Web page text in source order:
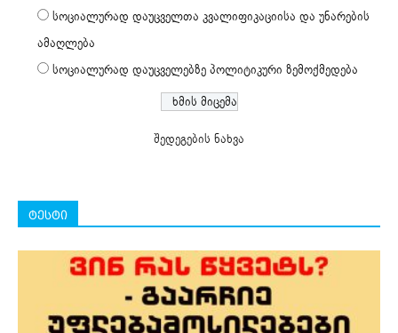
სოციალურად დაუცველთა კვალიფიკაციისა და უნარების
ამაღლება
სოციალურად დაუცველებზე პოლიტიკური ზემოქმედება
შედეგების ნახვა
ტესტი